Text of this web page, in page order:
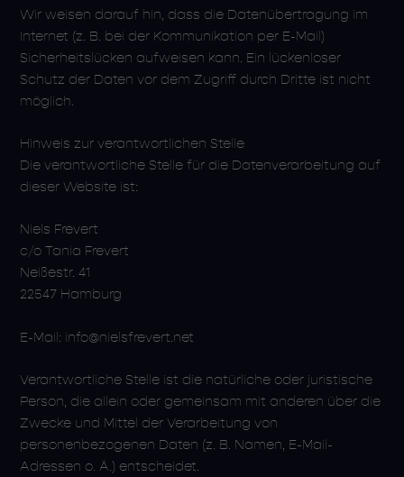
Wir weisen darauf hin, dass die Datenübertragung im
Internet (z. B. bei der Kommunikation per E-Mail)
Sicherheitslücken aufweisen kann. Ein lückenloser
Schutz der Daten vor dem Zugriff durch Dritte ist nicht
möglich.
Hinweis zur verantwortlichen Stelle
Die verantwortliche Stelle für die Datenverarbeitung auf
dieser Website ist:
Niels Frevert
c/o Tania Frevert
Neißestr. 41
22547 Hamburg
E-Mail: info@nielsfrevert.net
Verantwortliche Stelle ist die natürliche oder juristische
Person, die allein oder gemeinsam mit anderen über die
Zwecke und Mittel der Verarbeitung von
personenbezogenen Daten (z. B. Namen, E-Mail-
Adressen o. Ä.) entscheidet.